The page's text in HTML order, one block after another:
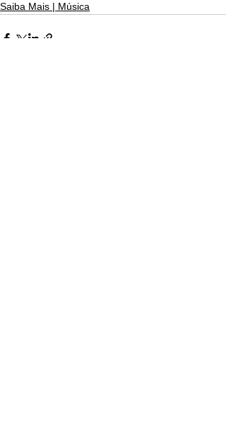
Saiba Mais | Música